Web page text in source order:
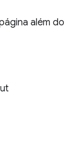
além do